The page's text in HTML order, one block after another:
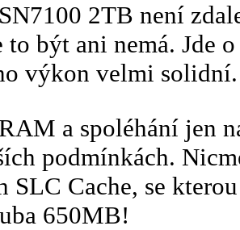
2TB není
to být ani nemá. Jde
výkon velmi solidní.
a spoléhání jen
podmínkách.
SLC Cache, se
650MB!